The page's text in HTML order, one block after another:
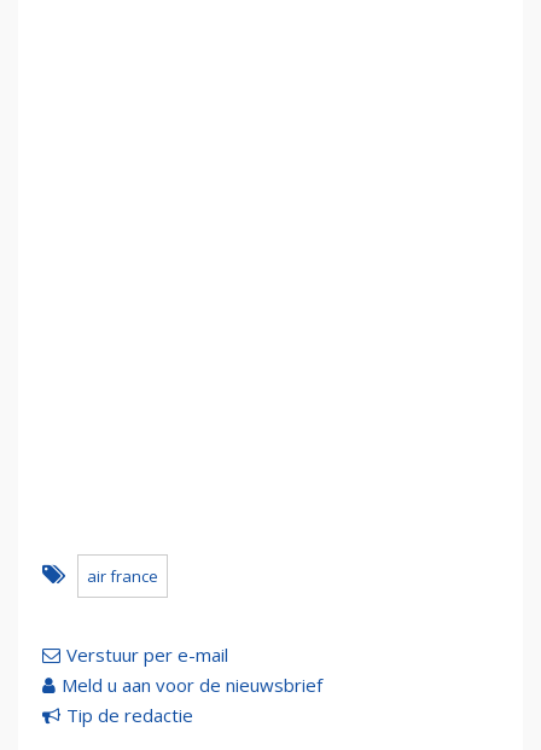
air france
Verstuur per e-mail
Meld u aan voor de nieuwsbrief
Tip de redactie